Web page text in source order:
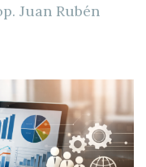
Juan Rubén